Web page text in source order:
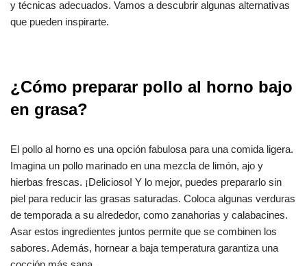
y técnicas adecuados. Vamos a descubrir algunas alternativas
que pueden inspirarte.
¿Cómo preparar pollo al horno bajo
en grasa?
El pollo al horno es una opción fabulosa para una comida ligera.
Imagina un pollo marinado en una mezcla de limón, ajo y
hierbas frescas. ¡Delicioso! Y lo mejor, puedes prepararlo sin
piel para reducir las grasas saturadas. Coloca algunas verduras
de temporada a su alrededor, como zanahorias y calabacines.
Asar estos ingredientes juntos permite que se combinen los
sabores. Además, hornear a baja temperatura garantiza una